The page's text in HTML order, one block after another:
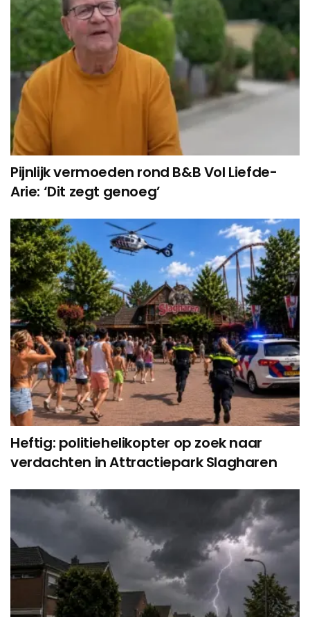
Pijnlijk vermoeden rond B&B Vol Liefde-
Arie: ‘Dit zegt genoeg’
Heftig: politiehelikopter op zoek naar
verdachten in Attractiepark Slagharen